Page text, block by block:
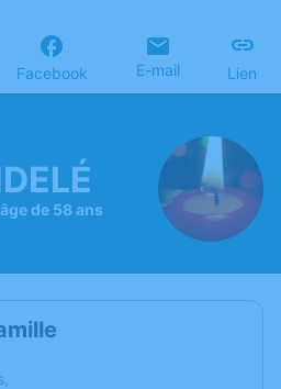
Facebook E-mail Lien
de 58 ans